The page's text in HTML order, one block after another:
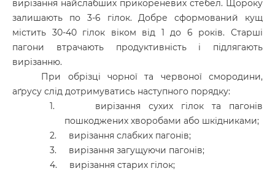
вирізання найслабших прикореневих стебел. Щороку
залишають по 3-6 гілок. Добре сформований кущ
містить 30-40 гілок віком від 1 до 6 років. Старші
пагони втрачають продуктивність і підлягають
вирізанню.
При обрізці чорної та червоної смородини,
аґрусу слід дотримуватись наступного порядку:
1.
вирізання сухих гілок та пагонів
пошкоджених хворобами або шкідниками;
2.
вирізання слабких пагонів;
3.
вирізання загущуючи пагонів;
4.
вирізання старих гілок;